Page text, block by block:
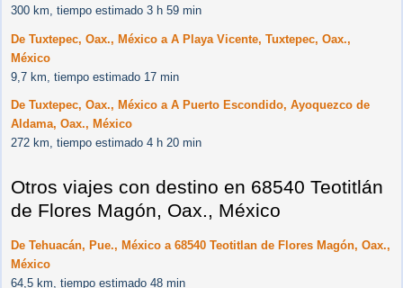
300 km, tiempo estimado 3 h 59 min
De Tuxtepec, Oax., México a A Playa Vicente, Tuxtepec, Oax.,
México
9,7 km, tiempo estimado 17 min
De Tuxtepec, Oax., México a A Puerto Escondido, Ayoquezco de
Aldama, Oax., México
272 km, tiempo estimado 4 h 20 min
Otros viajes con destino en 68540 Teotitlán
de Flores Magón, Oax., México
De Tehuacán, Pue., México a 68540 Teotitlan de Flores Magón, Oax.,
México
64,5 km, tiempo estimado 48 min